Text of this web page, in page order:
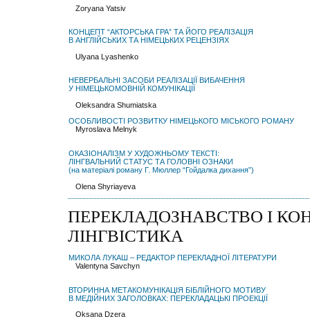
Zoryana Yatsiv
КОНЦЕПТ “АКТОРСЬКА ГРА” ТА ЙОГО РЕАЛІЗАЦІЯ
В АНГЛІЙСЬКИХ ТА НІМЕЦЬКИХ РЕЦЕНЗІЯХ
Ulyana Lyashenko
НЕВЕРБАЛЬНІ ЗАСОБИ РЕАЛІЗАЦІЇ ВИБАЧЕННЯ
У НІМЕЦЬКОМОВНІЙ КОМУНІКАЦІЇ
Oleksandra Shumiatska
ОСОБЛИВОСТІ РОЗВИТКУ НІМЕЦЬКОГО МІСЬКОГО РОМАНУ
Myroslava Melnyk
ОКАЗІОНАЛІЗМ У ХУДОЖНЬОМУ ТЕКСТІ:
ЛІНГВАЛЬНИЙ СТАТУС ТА ГОЛОВНІ ОЗНАКИ
(на матеріалі роману Г. Мюллер “Гойдалка дихання”)
Olena Shyriayeva
ПЕРЕКЛАДОЗНАВСТВО І
ЛІНГВІСТИКА
МИКОЛА ЛУКАШ – РЕДАКТОР ПЕРЕКЛАДНОЇ ЛІТЕРАТУРИ
Valentyna Savchyn
ВТОРИННА МЕТАКОМУНІКАЦІЯ БІБЛІЙНОГО МОТИВУ
В МЕДІЙНИХ ЗАГОЛОВКАХ: ПЕРЕКЛАДАЦЬКІ ПРОЕКЦІЇ
Oksana Dzera